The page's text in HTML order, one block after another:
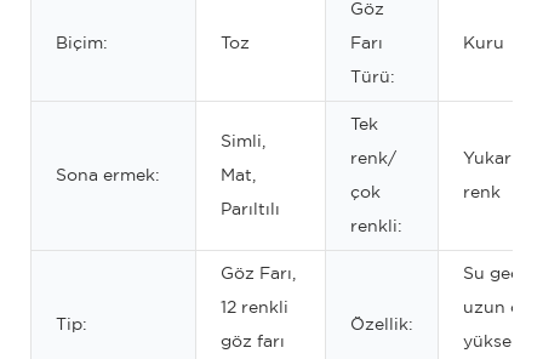
Biçim: Toz
Göz
Farı
Türü:
Kuru
Sona ermek:
Simli,
Mat,
Parıltılı
Tek
renk/
çok
renkli:
Yukarıda
renk
Tip:
Göz Farı,
12 renkli
göz farı
Özellik:
Su
uzun
yüksek